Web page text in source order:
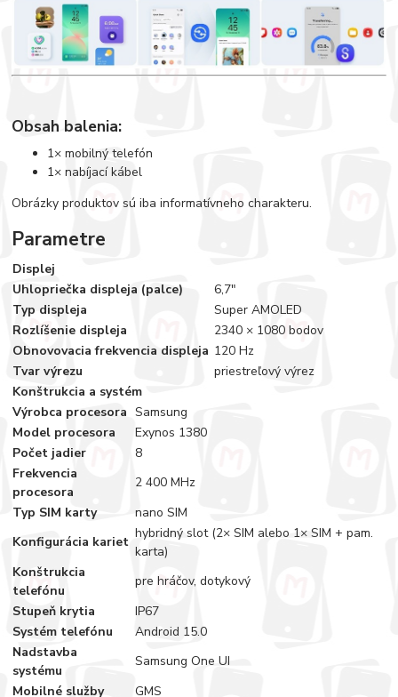
Obsah balenia:
1× mobilný telefón
1× nabíjací kábel
Obrázky produktov sú iba informatívneho charakteru.
Parametre
Displej
Uhlopriečka displeja (palce)
6,7"
Typ displeja
Super AMOLED
Rozlíšenie displeja
2340 × 1080 bodov
Obnovovacia frekvencia displeja 120 Hz
Tvar výrezu
priestreľový výrez
Konštrukcia a systém
Výrobca procesora Samsung
Model procesora
Exynos 1380
Počet jadier
8
Frekvencia
procesora
2 400 MHz
Typ SIM karty
nano SIM
Konfigurácia kariet
hybridný slot (2× SIM alebo 1× SIM + pam.
karta)
Konštrukcia
telefónu
pre hráčov, dotykový
Stupeň krytia
IP67
Systém telefónu
Android 15.0
Nadstavba
systému
Samsung One UI
Mobilné služby
GMS